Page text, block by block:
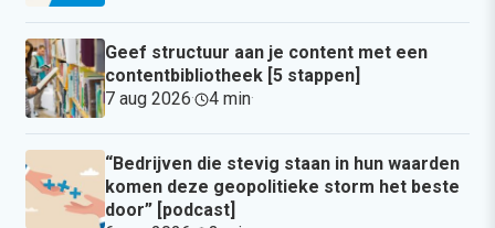
Geef structuur aan je content met een
contentbibliotheek [5 stappen]
7 aug 2026· 4 min·
“Bedrijven die stevig staan in hun waarden
komen deze geopolitieke storm het beste
door” [podcast]